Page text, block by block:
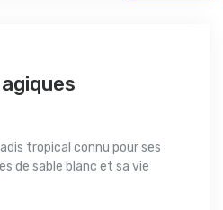
tropical connu pour ses
de sable blanc et sa vie